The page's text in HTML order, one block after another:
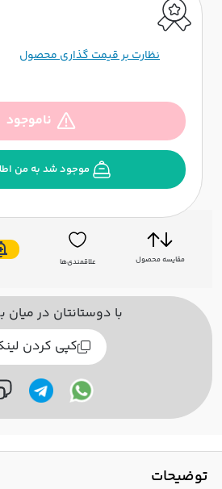
نظارت بر قیمت گذاری محصول
ناموجود
موجود شد به من
مقایسه محصول علاقمندی‌ها
با دوستانتان در میان
کپی کردن
توضیحات